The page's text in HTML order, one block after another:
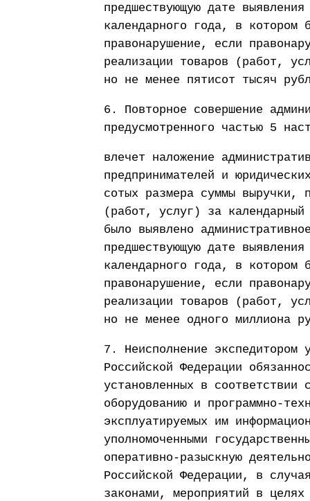
предшествующую дате
календарного года, в котором
правонарушение, если
реализации товаров (работ,
но не менее пятисот тысяч
6. Повторное совершение
предусмотренного частью 5
влечет наложение
предпринимателей и
сотых размера суммы выручки,
(работ, услуг) за
было выявлено
предшествующую дате
календарного года, в котором
правонарушение, если
реализации товаров (работ,
но не менее одного миллиона
7. Неисполнение экспедитором
Российской Федерации
установленных в соответствии
оборудованию и программно-
эксплуатируемых им
уполномоченными
оперативно-разыскную
Российской Федерации, в
законами, мероприятий в